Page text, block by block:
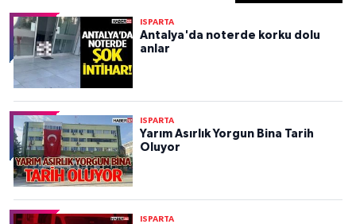
ISPARTA
Antalya'da noterde korku dolu
anlar
ISPARTA
Yarım Asırlık Yorgun Bina Tarih
Oluyor
ISPARTA